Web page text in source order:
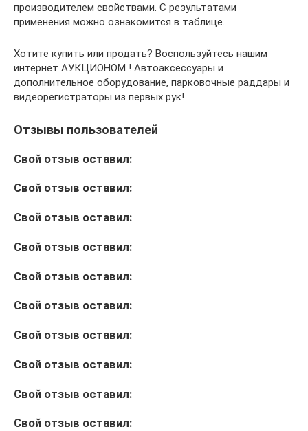
производителем свойствами. С результатами
применения можно ознакомится в таблице.
Хотите купить или продать? Воспользуйтесь нашим
интернет АУКЦИОНОМ ! Автоаксессуары и
дополнительное оборудование, парковочные раддары и
видеорегистраторы из первых рук!
Отзывы пользователей
Свой отзыв оставил:
Свой отзыв оставил:
Свой отзыв оставил:
Свой отзыв оставил:
Свой отзыв оставил:
Свой отзыв оставил:
Свой отзыв оставил:
Свой отзыв оставил:
Свой отзыв оставил:
Свой отзыв оставил: